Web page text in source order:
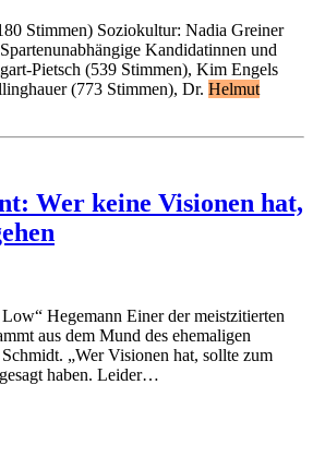
Stimmen) Soziokultur: Nadia Greiner
Kandidatinnen und
Pietsch (539 Stimmen), Kim Engels
(773 Stimmen), Dr. Helmut
Wer keine Visionen hat,
Hegemann Einer der meistzitierten
aus dem Mund des ehemaligen
Schmidt. „Wer Visionen hat, sollte zum
haben. Leider…